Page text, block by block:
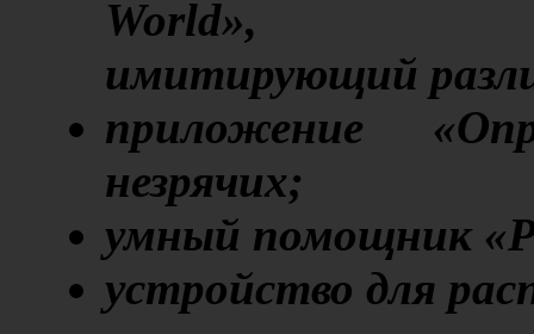
World»,
имитирующий
приложение
незрячих;
умный помощник
устройство для